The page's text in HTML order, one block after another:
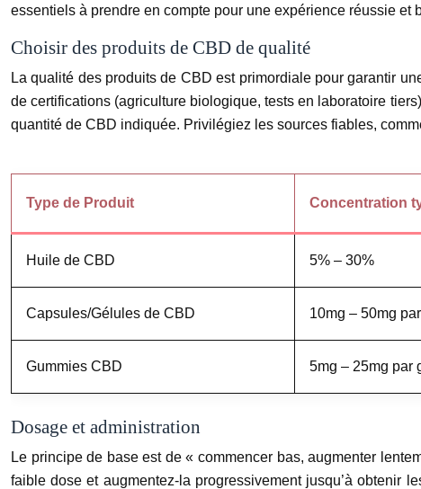
essentiels à prendre en compte pour une expérience réussie
Choisir des produits de CBD de qualité
La qualité des produits de CBD est primordiale pour garantir
de certifications (agriculture biologique, tests en laboratoire
quantité de CBD indiquée. Privilégiez les sources fiables,
Type de Produit Concentration
Huile de CBD 5% – 30%
Capsules/Gélules de CBD 10mg – 50mg
Gummies CBD 5mg – 25mg par
Dosage et administration
Le principe de base est de « commencer bas, augmenter
faible dose et augmentez-la progressivement jusqu’à obtenir